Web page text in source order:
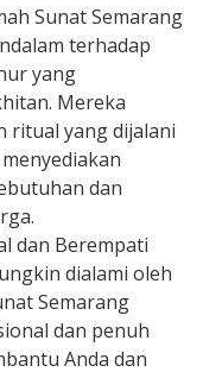
Sunat Semarang
terhadap
yang
Mereka
ritual yang dijalani
dan
dan Berempati
dialami oleh
Semarang
dan penuh
Anda dan